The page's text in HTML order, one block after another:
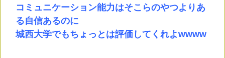
コミュニケーション能力はそこらのやつよりあ
る自信あるのに
城西大学でもちょっとは評価してくれよwwww